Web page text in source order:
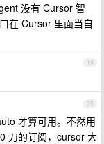
没有 Cursor 智
在 Cursor 里面当自
19
20
才算可用。不然用
刀的订阅，cursor 大